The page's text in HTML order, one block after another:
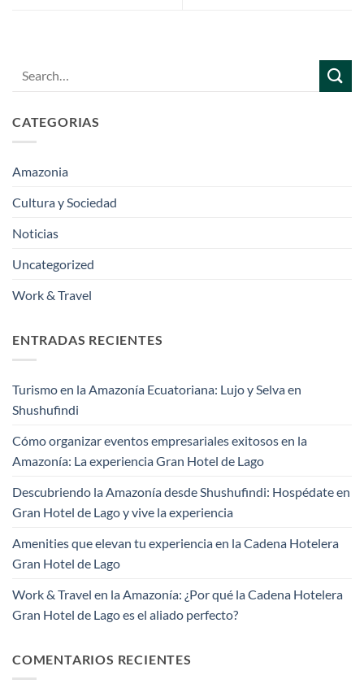
CATEGORIAS
Amazonia
Cultura y Sociedad
Noticias
Uncategorized
Work & Travel
ENTRADAS RECIENTES
Turismo en la Amazonía Ecuatoriana: Lujo y Selva en
Shushufindi
Cómo organizar eventos empresariales exitosos en la
Amazonía: La experiencia Gran Hotel de Lago
Descubriendo la Amazonía desde Shushufindi: Hospédate en
Gran Hotel de Lago y vive la experiencia
Amenities que elevan tu experiencia en la Cadena Hotelera
Gran Hotel de Lago
Work & Travel en la Amazonía: ¿Por qué la Cadena Hotelera
Gran Hotel de Lago es el aliado perfecto?
COMENTARIOS RECIENTES